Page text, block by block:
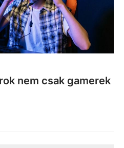
nem csak gamerek